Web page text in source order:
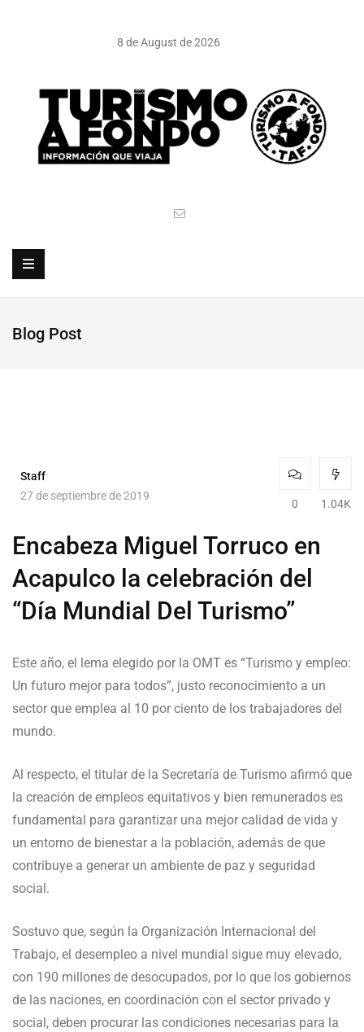
8 de August de 2026
Blog Post
Staff
27 de septiembre de 2019
0 1.04K
Encabeza Miguel Torruco en
Acapulco la celebración del
“Día Mundial Del Turismo”
Este año, el lema elegido por la OMT es “Turismo y empleo:
Un futuro mejor para todos”, justo reconocimiento a un
sector que emplea al 10 por ciento de los trabajadores del
mundo.
Al respecto, el titular de la Secretaría de Turismo afirmó que
la creación de empleos equitativos y bien remunerados es
fundamental para garantizar una mejor calidad de vida y
un entorno de bienestar a la población, además de que
contribuye a generar un ambiente de paz y seguridad
social.
Sostuvo que, según la Organización Internacional del
Trabajo, el desempleo a nivel mundial sigue muy elevado,
con 190 millones de desocupados, por lo que los gobiernos
de las naciones, en coordinación con el sector privado y
social, deben procurar las condiciones necesarias para la